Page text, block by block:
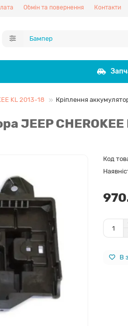
Обмін та повернення Контакти
KL 2013-18 Кріплення
JEEP
Код
В